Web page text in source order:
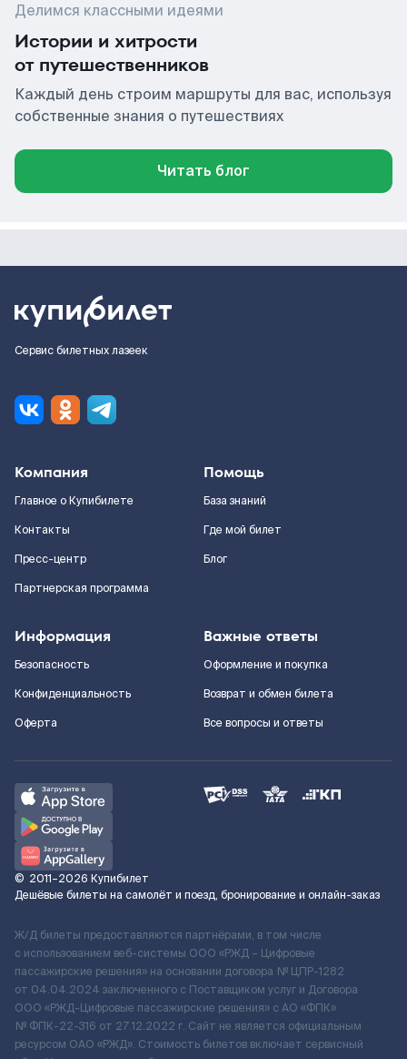
Делимся классными идеями
Истории и хитрости
от путешественников
Каждый день строим маршруты для вас, используя
собственные знания о путешествиях
Читать блог
Сервис билетных лазеек
Компания
Главное о Купибилете
Контакты
Пресс-центр
Партнерская программа
Помощь
База знаний
Где мой билет
Блог
Информация
Безопасность
Конфиденциальность
Оферта
Важные ответы
Оформление и покупка
Возврат и обмен билета
Все вопросы и ответы
© 2011–2026 Купибилет
Дешёвые билеты на самолёт и поезд, бронирование и онлайн-заказ
Ж/Д билеты предоставляются партнёрами, в том числе
с использованием веб-системы ООО «РЖД – Цифровые
пассажирские решения» на основании договора № ЦПР-1282
от 04.04.2024 заключенного с Поставщиком услуг и Договора
ООО «РЖД-Цифровые пассажирские решения» c АО «ФПК»
№ ФПК-22-316 от 27.12.2022 г. Сайт не является официальным
ресурсом ОАО «РЖД». Стоимость билетов включает сервисный